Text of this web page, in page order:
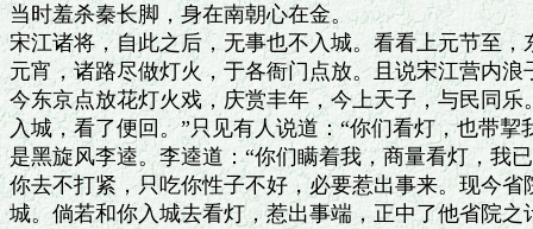
当时羞杀秦长脚，身在南朝心在金。
宋江诸将，自此之后，无事也不入城。看看上元节至
元宵，诸路尽做灯火，于各衙门点放。且说宋江营内浪
今东京点放花灯火戏，庆赏丰年，今上天子，与民同
入城，看了便回。”只见有人说道：“你们看灯，也带挈
是黑旋风李逵。李逵道：“你们瞒着我，商量看灯，我
你去不打紧，只吃你性子不好，必要惹出事来。现今
城。倘若和你入城去看灯，惹出事端，正中了他省院之